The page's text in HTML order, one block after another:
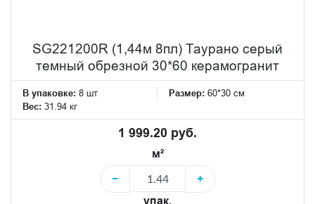
SG221200R (1,44м 8пл) Таурано серый
темный обрезной 30*60 керамогранит
В упаковке: 8 шт Размер: 60*30 см
Вес: 31.94 кг
1 999.20 руб.
м²
−
+
упак.